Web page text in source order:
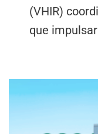
(VHIR)
que